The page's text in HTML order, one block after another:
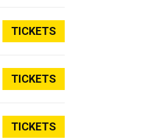
TICKETS
TICKETS
TICKETS